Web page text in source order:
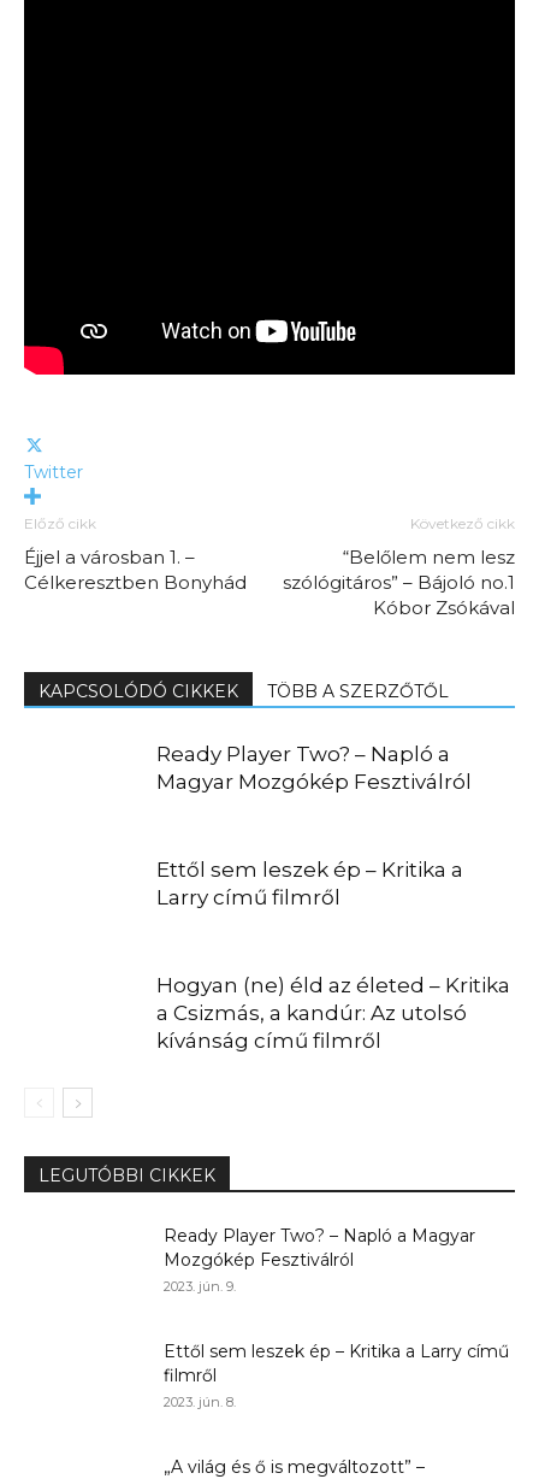
Twitter
Előző cikk
Éjjel a városban 1. –
Célkeresztben Bonyhád
Következő cikk
“Belőlem nem lesz
szólógitáros” – Bájoló no.1
Kóbor Zsókával
KAPCSOLÓDÓ CIKKEK TÖBB A SZERZŐTŐL
Ready Player Two? – Napló a
Magyar Mozgókép Fesztiválról
Ettől sem leszek ép – Kritika a
Larry című filmről
Hogyan (ne) éld az életed – Kritika
a Csizmás, a kandúr: Az utolsó
kívánság című filmről
LEGUTÓBBI CIKKEK
Ready Player Two? – Napló a Magyar
Mozgókép Fesztiválról
2023. jún. 9.
Ettől sem leszek ép – Kritika a Larry című
filmről
2023. jún. 8.
„A világ és ő is megváltozott” –